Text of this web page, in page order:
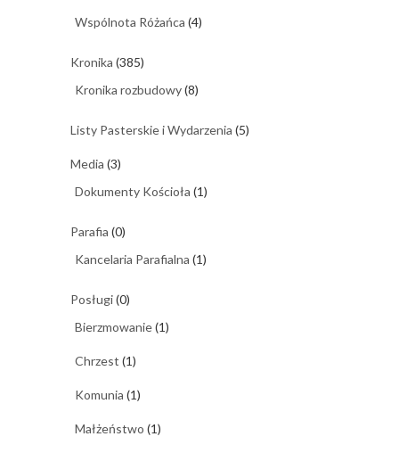
Wspólnota Różańca (4)
Kronika (385)
Kronika rozbudowy(8)
Listy Pasterskie i Wydarzenia (5)
Media (3)
Dokumenty Kościoła (1)
Parafia (0)
Kancelaria Parafialna (1)
Posługi(0)
Bierzmowanie(1)
Chrzest (1)
Komunia (1)
Małżeństwo (1)